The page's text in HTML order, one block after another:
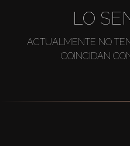
LO
ACTUALMENTE NO
COINCIDAN